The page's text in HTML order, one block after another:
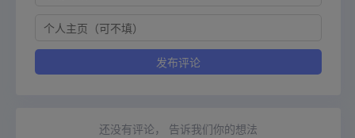
还没有评论， 告诉我们你的想法